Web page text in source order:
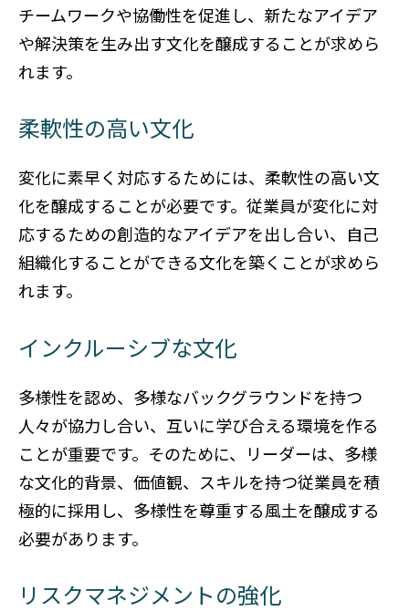
チームワークや協働性を促進し、新たなアイデア
や解決策を生み出す文化を醸成することが求めら
れます。
柔軟性の高い文化
変化に素早く対応するためには、柔軟性の高い文
化を醸成することが必要です。従業員が変化に対
応するための創造的なアイデアを出し合い、自己
組織化することができる文化を築くことが求めら
れます。
インクルーシブな文化
多様性を認め、多様なバックグラウンドを持つ
人々が協力し合い、互いに学び合える環境を作る
ことが重要です。そのために、リーダーは、多様
な文化的背景、価値観、スキルを持つ従業員を積
極的に採用し、多様性を尊重する風土を醸成する
必要があります。
リスクマネジメントの強化